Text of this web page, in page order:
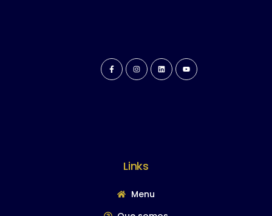
Links
Menu